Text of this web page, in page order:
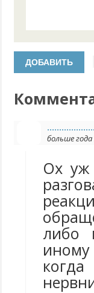
больше года
Ох уж
либо